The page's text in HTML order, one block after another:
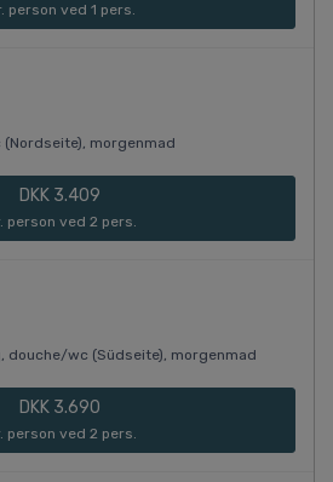
person ved 1 pers.
morgenmad
DKK 3.409
person ved 2 pers.
douche/wc (Südseite), morgenmad
DKK 3.690
person ved 2 pers.